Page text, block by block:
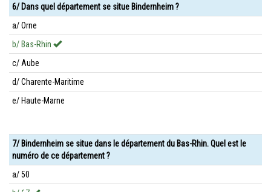
6/ Dans quel département se situe Bindernheim ?
a/ Orne
b/ Bas-Rhin
c/ Aube
d/ Charente-Maritime
e/ Haute-Marne
7/ Bindernheim se situe dans le département du Bas-Rhin. Quel est le
numéro de ce département ?
a/ 50